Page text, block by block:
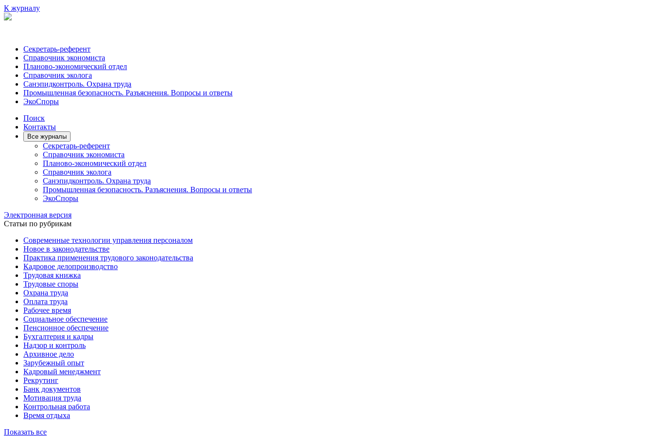
К журналу
Секретарь-референт
Справочник экономиста
Планово-экономический отдел
Справочник эколога
Санэпидконтроль. Охрана труда
Промышленная безопасность. Разъяснения. Вопросы и ответы
ЭкоСпоры
Поиск
Контакты
Все журналы
Секретарь-референт
Справочник экономиста
Планово-экономический отдел
Справочник эколога
Санэпидконтроль. Охрана труда
Промышленная безопасность. Разъяснения. Вопросы и ответы
ЭкоСпоры
Электронная версия
Статьи по рубрикам
Современные технологии управления персоналом
Новое в законодательстве
Практика применения трудового законодательства
Кадровое делопроизводство
Трудовая книжка
Трудовые споры
Охрана труда
Оплата труда
Рабочее время
Социальное обеспечение
Пенсионное обеспечение
Бухгалтерия и кадры
Надзор и контроль
Архивное дело
Зарубежный опыт
Кадровый менеджмент
Рекрутинг
Банк документов
Мотивация труда
Контрольная работа
Время отдыха
Показать все